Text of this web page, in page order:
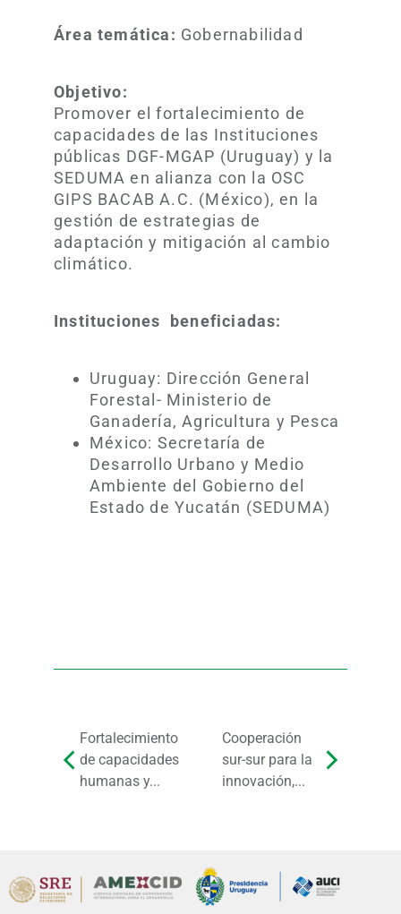
Área temática: Gobernabilidad
Objetivo:
Promover el fortalecimiento de
capacidades de las Instituciones
públicas DGF-MGAP (Uruguay) y la
SEDUMA en alianza con la OSC
GIPS BACAB A.C. (México), en la
gestión de estrategias de
adaptación y mitigación al cambio
climático.
Instituciones beneficiadas:
Uruguay: Dirección General
Forestal- Ministerio de
Ganadería, Agricultura y Pesca
México: Secretaría de
Desarrollo Urbano y Medio
Ambiente del Gobierno del
Estado de Yucatán (SEDUMA)
Fortalecimiento
de capacidades
humanas y...
Cooperación
sur-sur para la
innovación,...